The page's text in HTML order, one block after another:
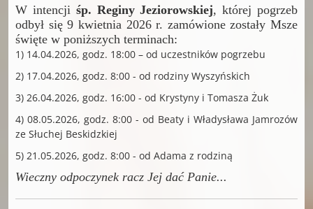
W intencji śp. Reginy Jeziorowskiej, której pogrzeb
odbył się 9 kwietnia 2026 r. zamówione zostały Msze
święte w poniższych terminach:
1) 14.04.2026, godz. 18:00 – od uczestników pogrzebu
2) 17.04.2026, godz. 8:00 - od rodziny Wyszyńskich
3) 26.04.2026, godz. 16:00 - od Krystyny i Tomasza Żuk
4) 08.05.2026, godz. 8:00 - od Beaty i Władysława Jamrozów
ze Słuchej Beskidzkiej
5) 21.05.2026, godz. 8:00 - od Adama z rodziną
Wieczny odpoczynek racz Jej dać Panie...